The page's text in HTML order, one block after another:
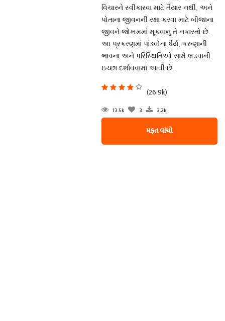
વિચારને સ્વીકારવા માટે તૈયાર નથી, અને
પોતાના જીવનની રક્ષા કરવા માટે બીજાના
જીવને જોખમમાં મૂકવાનું તે નકારતો છે.
આ પ્રકરણમાં પાંડવોના ધૈર્ય, કરુણાની
ભાવના અને પરિસ્થિતિઓ સામે લડવાની
ઇચ્છા દર્શાવવામાં આવી છે.
(26.9k)
13.5k 3 3.2k
મફત વાંચો